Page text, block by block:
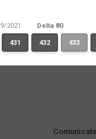
2021 Delta 80
431 432 433